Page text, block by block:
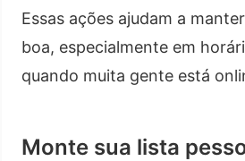
Essas ações ajudam a
boa, especialmente em
quando muita gente está
Monte sua lista